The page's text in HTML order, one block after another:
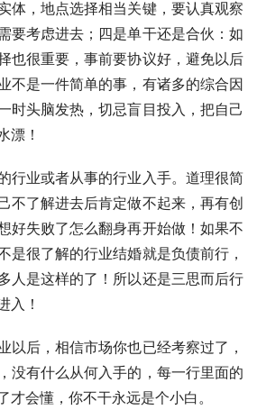
体，地点选择相当关键，要认真观察
要考虑进去；四是单干还是合伙：如
也很重要，事前要协议好，避免以后
不是一件简单的事，有诸多的综合因
时头脑发热，切忌盲目投入，把自己
漂！
行业或者从事的行业入手。道理很简
不了解进去后肯定做不起来，再有创
好失败了怎么翻身再开始做！如果不
是很了解的行业结婚就是负债前行，
人是这样的了！所以还是三思而后行
入！
以后，相信市场你也已经考察过了，
没有什么从何入手的，每一行里面的
才会懂，你不干永远是个小白。